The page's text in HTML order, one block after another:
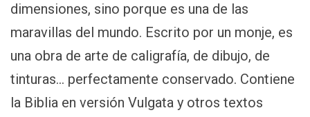
dimensiones, sino porque es una de las
maravillas del mundo. Escrito por un monje, es
una obra de arte de caligrafía, de dibujo, de
tinturas… perfectamente conservado. Contiene
la Biblia en versión Vulgata y otros textos